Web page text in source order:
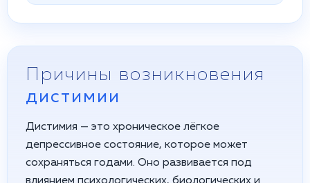
Причины возникновения
дистимии
Дистимия — это хроническое лёгкое
депрессивное состояние, которое может
сохраняться годами. Оно развивается под